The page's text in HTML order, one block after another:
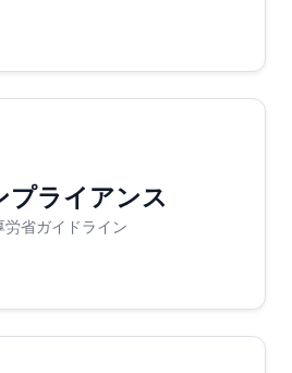
プライアンス
省ガイドライン